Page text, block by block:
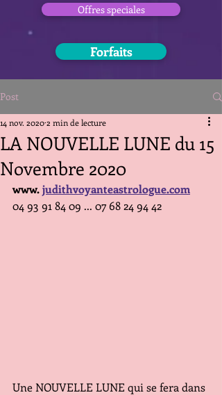
Offres speciales
Forfaits
Post
LA NOUVELLE LUNE du 15
Novembre 2020
14 nov. 20202 min de lecture
www. judithvoyanteastrologue.com
04 93 91 84 09 ... 07 68 24 94 42
Une NOUVELLE LUNE qui se fera dans